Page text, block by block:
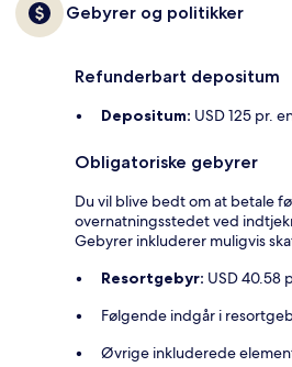
Gebyrer og politikker
Refunderbart depositum
Depositum: USD 125 pr.
Obligatoriske gebyrer
Du vil blive bedt om at betale
overnatningsstedet ved
Gebyrer inkluderer muligvis
Resortgebyr: USD 40.58
Følgende indgår i
Øvrige inkluderede